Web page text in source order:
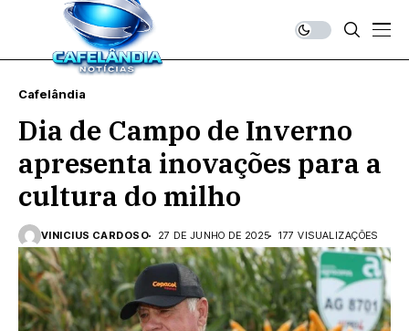
Cafelândia
Dia de Campo de Inverno
apresenta inovações para a
cultura do milho
VINICIUS CARDOSO 27 DE JUNHO DE 2025 177 VISUALIZAÇÕES